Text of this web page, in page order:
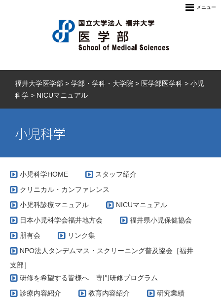
メニュー
福井大学医学部 > 学部・学科・大学院 > 医学部医学科 > 小児
科学 > NICUマニュアル
小児科学
小児科学HOME
スタッフ紹介
クリニカル・カンファレンス
小児科診療マニュアル
NICUマニュアル
日本小児科学会福井地方会
福井県小児保健協会
朋有会
リンク集
NPO法人タンデムマス・スクリーニング普及協会［福井
支部］
研修を希望する皆様へ 専門研修プログラム
診療内容紹介
教育内容紹介
研究業績